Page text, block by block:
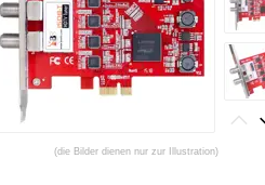
(die Bilder dienen nur zur Illustration)